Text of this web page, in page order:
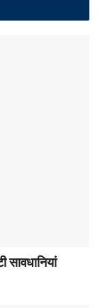
सावधानियां